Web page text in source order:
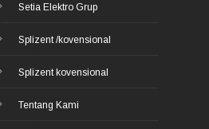
Setia Elektro Grup
Splizent /kovensional
Splizent kovensional
Tentang Kami